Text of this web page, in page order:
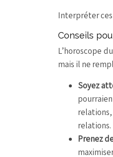
Interpréter
Conseils
L’horoscope
mais il ne
Soyez
relations,
relations.
Prenez